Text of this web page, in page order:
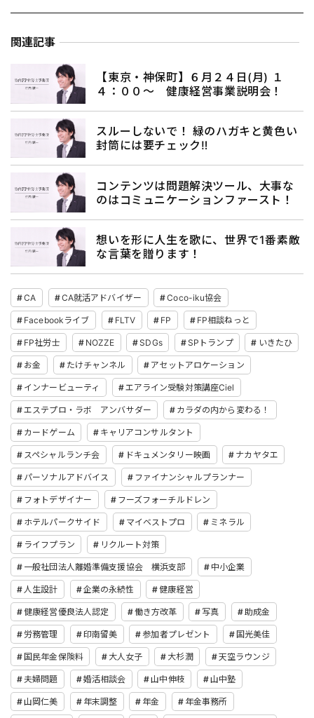
関連記事
【東京・神保町】６月２４日(月) １
４：００〜 健康経営事業説明会！
スルーしないで！ 緑のハガキと黄色い
封筒には要チェック‼︎
コンテンツは問題解決ツール、大事な
のはコミュニケーションファースト！
想いを形に人生を歌に、世界で1番素敵
な言葉を贈ります！
CA CA就活アドバイザー Coco-iku協会
Facebookライブ FLTV FP FP相談ねっと
FP社労士 NOZZE SDGs SPトランプ いきたひ
お金 たけチャンネル アセットアロケーション
インナービューティ エアライン受験対策講座Ciel
エステプロ・ラボ アンバサダー カラダの内から変わる！
カードゲーム キャリアコンサルタント
スペシャルランチ会 ドキュメンタリー映画 ナカヤタエ
パーソナルアドバイス ファイナンシャルプランナー
フォトデザイナー フーズフォーチルドレン
ホテルパークサイド マイベストプロ ミネラル
ライフプラン リクルート対策
一般社団法人離婚準備支援協会 横浜支部 中小企業
人生設計 企業の永続性 健康経営
健康経営優良法人認定 働き方改革 写真 助成金
労務管理 印南留美 参加者プレゼント 国光美佳
国民年金保険料 大人女子 大杉潤 天空ラウンジ
夫婦問題 婚活相談会 山中伸枝 山中塾
山岡仁美 年末調整 年金 年金事務所